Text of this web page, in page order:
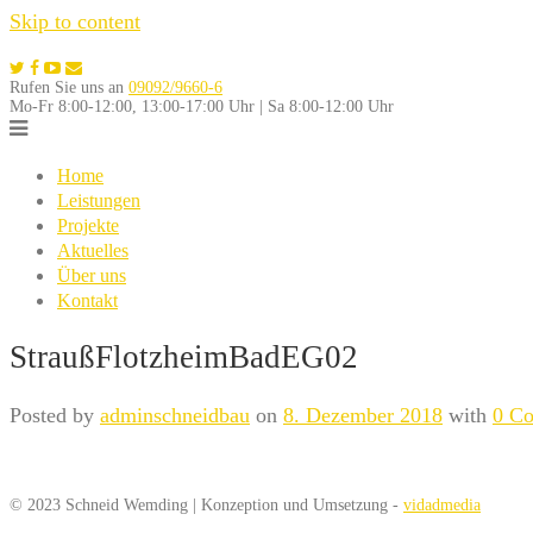
Skip to content
Rufen Sie uns an 09092/9660-6
Mo-Fr 8:00-12:00, 13:00-17:00 Uhr | Sa 8:00-12:00 Uhr
Home
Leistungen
Projekte
Aktuelles
Über uns
Kontakt
StraußFlotzheimBadEG02
Posted by adminschneidbau on 8. Dezember 2018 with 0
© 2023 Schneid Wemding | Konzeption und Umsetzung - vidadmedia